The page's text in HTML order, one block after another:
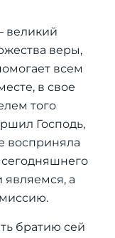
великий
веры,
всем
в свое
того
Господь,
восприняла
а
братию сей